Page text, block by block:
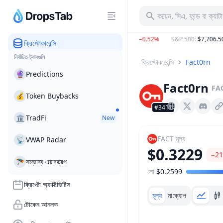
ক্রিপ্টোকারেন্সি
নির্বাচিত ট্যাবগুলি
🔮 Predictions
💰 Token Buybacks
🏛 TradFi New
📡 VWAP Radar
🪂সম্ভাব্য এয়ারড্রপ
ক্রিপ্টো অ্যাক্টিভিটিস
টোকেন আনলক
কয়েন, সিএ, ফান্ড বা
BTC:$64,307.99−0.67% −0.52% S&P 500:$7,706.50
ক্রিপ্টোকারেন্সি Fact0rn
#3411
Fact0rn
Fact0rn.io X (Twitter)
FACT মূল্য
$0.3229
মূল্য পরিসীমা
লো $0.2599
মূল্য মা:ক্যাপ